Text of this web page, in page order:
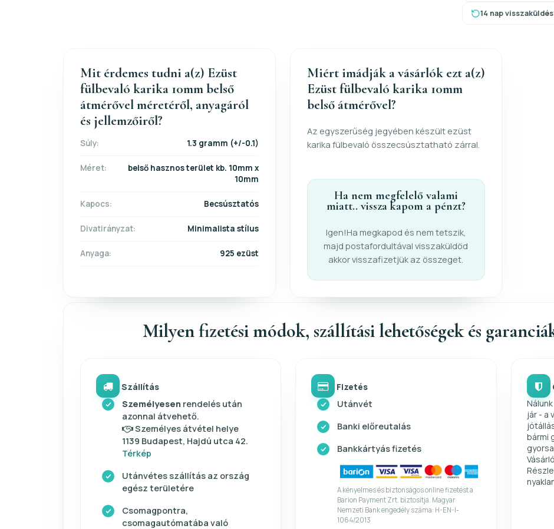
14 nap visszaküldés
Mit érdemes tudni a(z) Ezüst
fülbevaló karika 10mm belső
átmérővel méretéről, anyagáról
és jellemzőiről?
Súly: 1.3 gramm (+/-0.1)
Méret:
belső hasznos terület kb. 10mm x
10mm
Kapocs: Becsúsztatós
Divatirányzat: Minimalista stílus
Anyaga: 925 ezüst
Miért imádják a vásárlók ezt a(z)
Ezüst fülbevaló karika 10mm
belső átmérővel?
Az egyszerűség jegyében készült ezüst
karika fülbevaló összecsúsztatható zárral.
Ha nem megfelelő valami
miatt.. vissza kapom a pénzt?
Igen!Ha megkapod és nem tetszik,
majd postafordultával visszaküldöd
akkor visszafizetjük az összeget.
Milyen fizetési módok, szállítási lehetőségek és
Szállítás
Személyesen rendelés után
azonnal átvehető.
Személyes átvétel helye
1139 Budapest, Hajdú utca 42.
Térkép
Utánvétes szállítás az ország
egész területére
Csomagpontra,
csomagautómatába való
Fizetés
Utánvét
Banki előreutalás
Bankkártyás fizetés
A kényelmes és biztonságos online fizetést a
Barion Payment Zrt. biztosítja. Magyar
Nemzeti Bank engedély száma: H-EN-I-
1064/2013
jár - a
bármi